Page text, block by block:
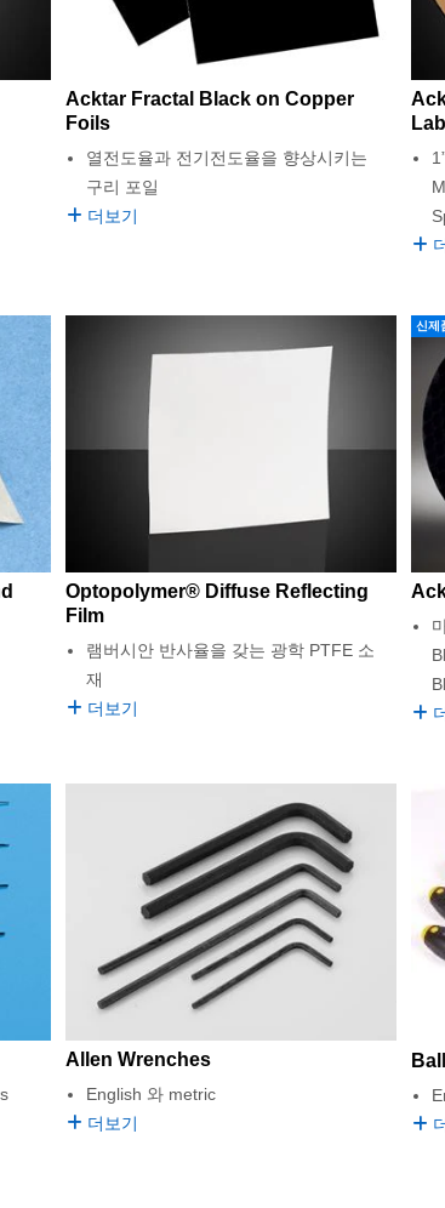
Acktar Fractal Black on Copper
Foils
열전도율과 전기전도율을 향상시키는
구리 포일
더보기
Optopolymer® Diffuse Reflecting
Film
램버시안 반사율을 갖는 광학 PTFE 소
재
더보기
신제
Allen Wrenches
English 와 metric
더보기